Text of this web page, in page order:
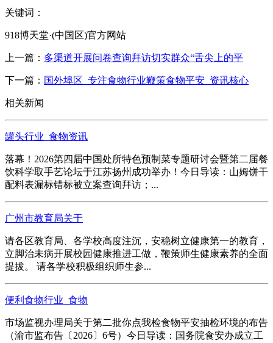
关键词：
918博天堂·(中国区)官方网站
上一篇： 多渠道开展问卷查询拜访切实群众“舌尖上的平
下一篇： 国外埠区_专注食物行业鞭策食物平安_资讯核心
相关新闻
罐头行业_食物资讯
落幕！2026第四届中国处所特色预制菜专题研讨会暨第二届餐
饮科学取手艺论坛于江苏扬州成功举办！今日导读：山姆饼干
配料表漏标错标被立案查询拜访；...
广州市教育局关于
请各区教育局、各学校高度注沉，安稳树立健康第一的教育，
立脚治未病开展校园健康推进工做，鞭策师生健康素养的全面
提拔。 请各学校积极组织师生参...
便利食物行业_食物
市场监视办理局关于第二批你点我检食物平安抽检环境的布告
（渝市监布告〔2026〕6号）今日导读：国务院食安办成立工